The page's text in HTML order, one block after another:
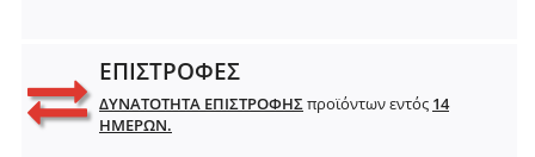
ΕΠΙΣΤΡΟΦΕΣ
ΔΥΝΑΤΟΤΗΤΑ ΕΠΙΣΤΡΟΦΗΣπροϊόντων εντός 14
ΗΜΕΡΩΝ.